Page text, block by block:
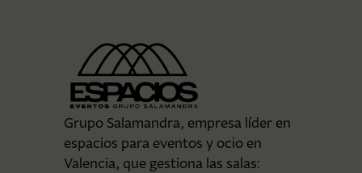
Grupo Salamandra, empresa líder en
espacios para eventos y ocio en
Valencia, que gestiona las salas: